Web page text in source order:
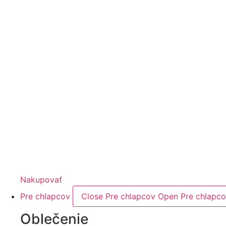
Nakupovať
Pre chlapcov
Close Pre chlapcov Open Pre
Oblečenie